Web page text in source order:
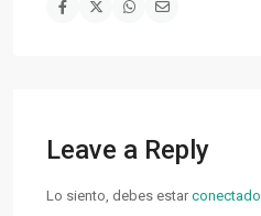
Leave a Reply
Lo siento, debes estar conectado